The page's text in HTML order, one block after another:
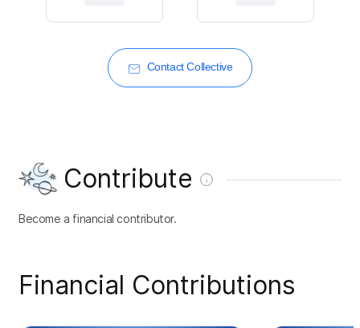
Contact Collective
Contribute
Become a financial contributor.
Financial Contributions